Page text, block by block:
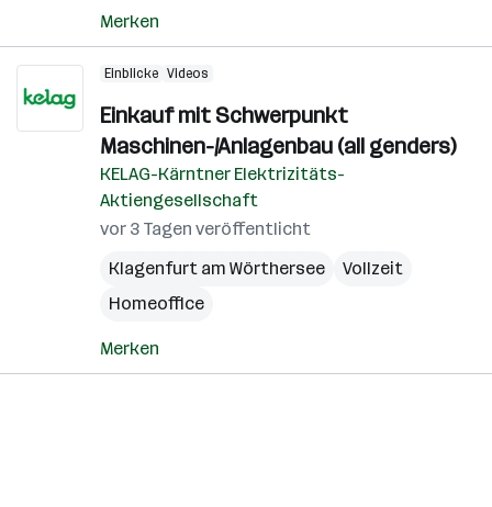
Merken
Einblicke Videos
Einkauf mit Schwerpunkt
Maschinen-/Anlagenbau (all genders)
KELAG-Kärntner Elektrizitäts-
Aktiengesellschaft
vor 3 Tagen veröffentlicht
Klagenfurt am Wörthersee
Vollzeit
Homeoffice
Merken